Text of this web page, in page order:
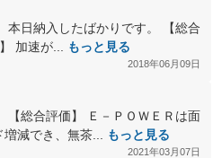
本日納入したばかりです。 【総合
加速が...
もっと見る
2018年06月09日
【総合評価】 Ｅ－ＰＯＷＥＲは面
減でき、無茶...
もっと見る
2021年03月07日